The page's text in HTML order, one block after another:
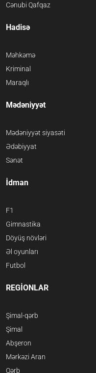
Cənubi Qafqaz
Hadisə
Məhkəmə
Kriminal
Maraqlı
Mədəniyyət
Mədəniyyət siyasəti
Ədəbiyyat
Sənət
İdman
F1
Gimnastika
Döyüş növləri
Əl oyunları
Futbol
REGİONLAR
Şimal-qərb
Şimal
Abşeron
Mərkəzi Aran
Qərb